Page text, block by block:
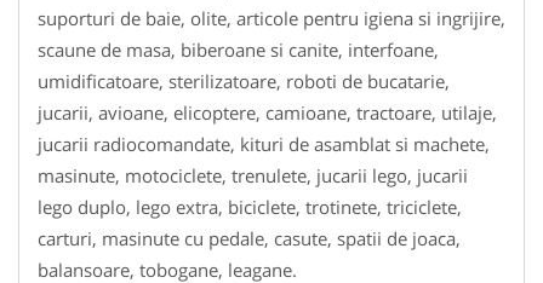
suporturi de baie, olite, articole pentru igiena si ingrijire,
scaune de masa, biberoane si canite, interfoane,
umidificatoare, sterilizatoare, roboti de bucatarie,
jucarii, avioane, elicoptere, camioane, tractoare, utilaje,
jucarii radiocomandate, kituri de asamblat si machete,
masinute, motociclete, trenulete, jucarii lego, jucarii
lego duplo, lego extra, biciclete, trotinete, triciclete,
carturi, masinute cu pedale, casute, spatii de joaca,
balansoare, tobogane, leagane.